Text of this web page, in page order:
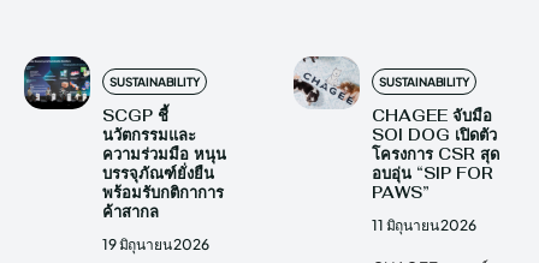
SUSTAINABILITY
SCGP ชี้
นวัตกรรมและ
ความร่วมมือ หนุน
บรรจุภัณฑ์ยั่งยืน
พร้อมรับกติกาการ
ค้าสากล
19 มิถุนายน 2026
SUSTAINABILITY
CHAGEE จับมือ
SOI DOG เปิดตัว
โครงการ CSR สุด
อบอุ่น “SIP FOR
PAWS”
11 มิถุนายน 2026